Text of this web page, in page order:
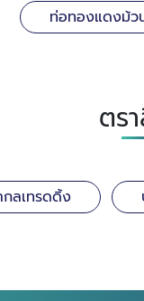
ท่อทองแดงม้ว
ตร
กลเทรดดิ้ง